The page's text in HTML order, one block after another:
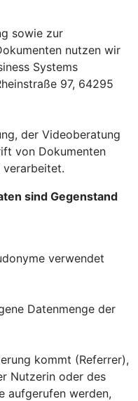
sowie zur
nutzen wir
Systems
97, 64295
der Videoberatung
von Dokumenten
verarbeitet.
sind Gegenstand
verwendet
Datenmenge der
kommt (Referrer),
Nutzerin oder des
aufgerufen werden,